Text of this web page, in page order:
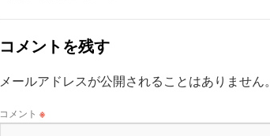
コメントを残す
メールアドレスが公開されることはありません。
コメント ※